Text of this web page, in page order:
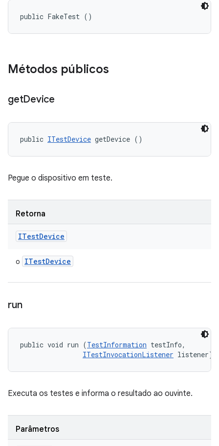
public FakeTest ()
Métodos públicos
getDevice
public ITestDevice getDevice ()
Pegue o dispositivo em teste.
Retorna
ITestDevice
o ITestDevice
run
public void run (TestInformation testInfo,
ITestInvocationListener listener)
Executa os testes e informa o resultado ao ouvinte.
Parâmetros